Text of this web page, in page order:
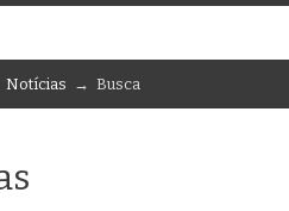
Notícias → Busca